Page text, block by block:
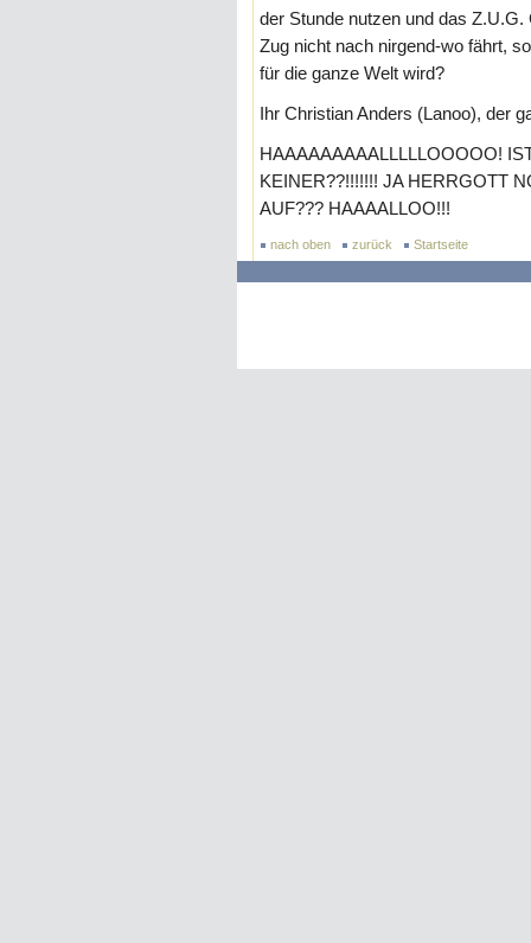
der Stunde nutzen und das
Zug nicht nach nirgend-wo fährt,
für die ganze Welt wird?
Ihr Christian Anders (Lanoo), der
HAAAAAAAAALLLLLOOOOO!
KEINER??!!!!!!! JA HERRGOTT
AUF??? HAAAALLOO!!!
nach oben zurück Startseite